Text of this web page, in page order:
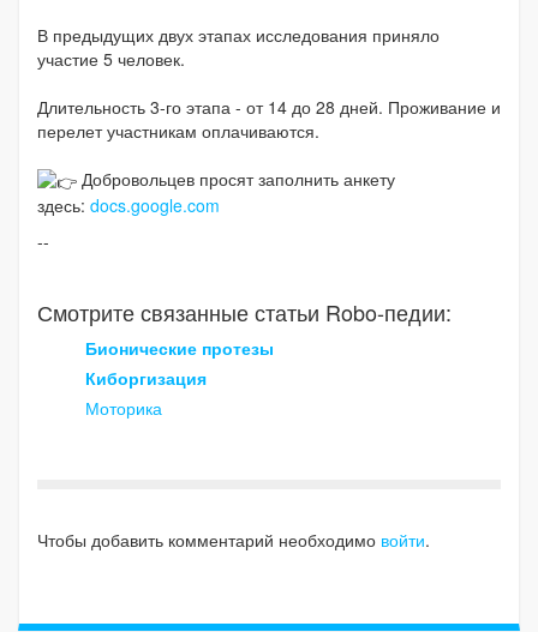
В предыдущих двух этапах исследования приняло
участие 5 человек.
Длительность 3-го этапа - от 14 до 28 дней. Проживание и
перелет участникам оплачиваются.
Добровольцев просят заполнить анкету
здесь: docs.google.com
--
Смотрите связанные статьи Robo-педии:
Бионические протезы
Киборгизация
Моторика
Чтобы добавить комментарий необходимо войти.